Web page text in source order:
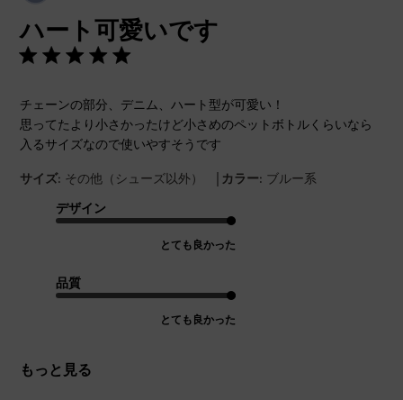
ハート可愛いです
チェーンの部分、デニム、ハート型が可愛い！
思ってたより小さかったけど小さめのペットボトルくらいなら
入るサイズなので使いやすそうです
サイズ: その他（シューズ以外） | カラー: ブルー系
デザイン
とても良かった
品質
とても良かった
もっと見る